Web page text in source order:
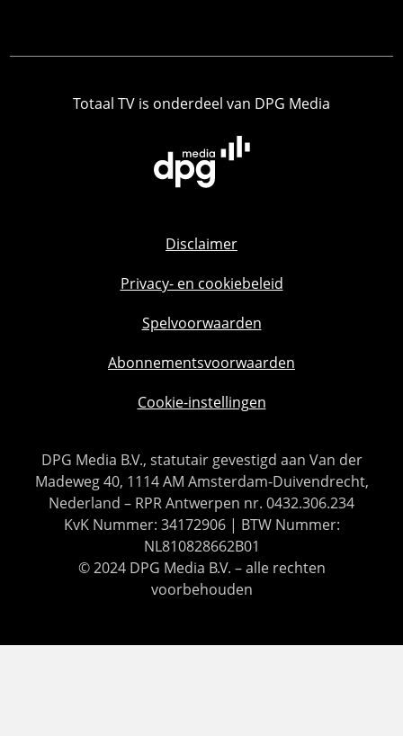
Totaal TV is onderdeel van DPG Media
Disclaimer
Privacy- en cookiebeleid
Spelvoorwaarden
Abonnementsvoorwaarden
Cookie-instellingen
DPG Media B.V., statutair gevestigd aan Van der
Madeweg 40, 1114 AM Amsterdam-Duivendrecht,
Nederland – RPR Antwerpen nr. 0432.306.234
KvK Nummer: 34172906 | BTW Nummer:
NL810828662B01
© 2024 DPG Media B.V. – alle rechten
voorbehouden